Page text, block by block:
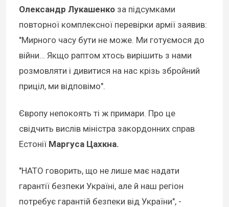
Олександр Лукашенко за підсумками
повторної комплексної перевірки армії заявив:
"Мирного часу бути не може. Ми готуємося до
війни… Якщо раптом хтось вирішить з нами
розмовляти і дивитися на нас крізь збройний
приціл, ми відповімо".
Європу непокоять ті ж примари. Про це
свідчить вислів міністра закордонних справ
Естонії Маргуса Цахкна.
"НАТО говорить, що не лише має надати
гарантії безпеки Україні, але й наш регіон
потребує гарантій безпеки від України", -